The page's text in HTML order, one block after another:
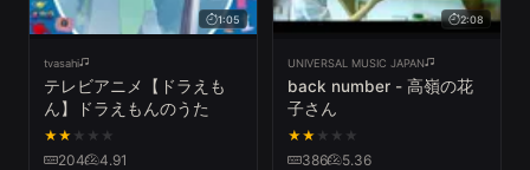
1:05
tvasahi
テレビアニメ【ドラえも
ん】ドラえもんのうた
★★ ★ ★ ★
204 4.91
2:08
UNIVERSAL MUSIC JAPAN
back number - 高嶺の花
子さん
★★ ★ ★ ★
386 5.36